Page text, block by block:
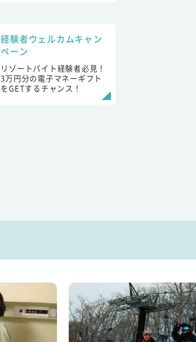
経験者ウェルカムキャン
ペーン
リゾートバイト経験者必見！
3万円分の電子マネーギフト
をGETするチャンス！